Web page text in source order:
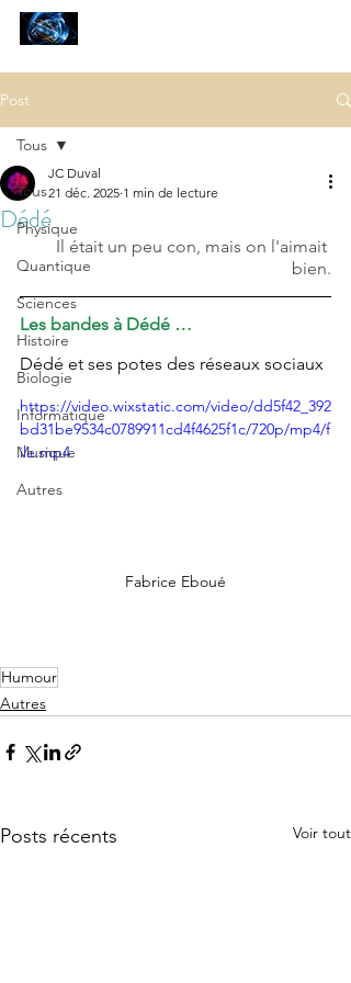
Post
Tous
Physique
Quantique
Sciences
Histoire
Biologie
Informatique
Musique
Autres
Tous
Dédé
JC Duval
21 déc. 2025 1 min de lecture
Il était un peu con, mais on l'aimait
bien.
Les bandes à Dédé …
Dédé et ses potes des réseaux sociaux
https://video.wixstatic.com/video/dd5f42_392
bd31be9534c0789911cd4f4625f1c/720p/mp4/f
ile.mp4
Fabrice Eboué
Humour
Autres
Posts récents Voir tout